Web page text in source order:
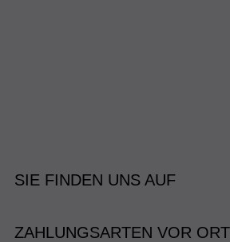
SIE FINDEN UNS AUF
ZAHLUNGSARTEN VOR ORT